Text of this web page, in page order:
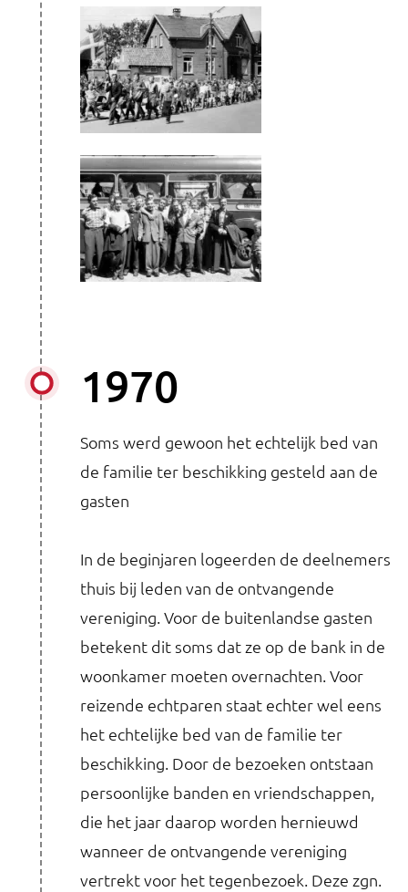
1970
Soms werd gewoon het echtelijk bed van
de familie ter beschikking gesteld aan de
gasten
In de beginjaren logeerden de deelnemers
thuis bij leden van de ontvangende
vereniging. Voor de buitenlandse gasten
betekent dit soms dat ze op de bank in de
woonkamer moeten overnachten. Voor
reizende echtparen staat echter wel eens
het echtelijke bed van de familie ter
beschikking. Door de bezoeken ontstaan
persoonlijke banden en vriendschappen,
die het jaar daarop worden hernieuwd
wanneer de ontvangende vereniging
vertrekt voor het tegenbezoek. Deze zgn.